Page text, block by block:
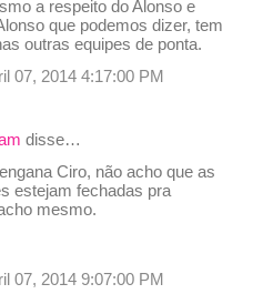
a respeito do Alonso e
que podemos dizer, tem
outras equipes de ponta.
07, 2014 4:17:00 PM
disse…
Ciro, não acho que as
estejam fechadas pra
mesmo.
07, 2014 9:07:00 PM